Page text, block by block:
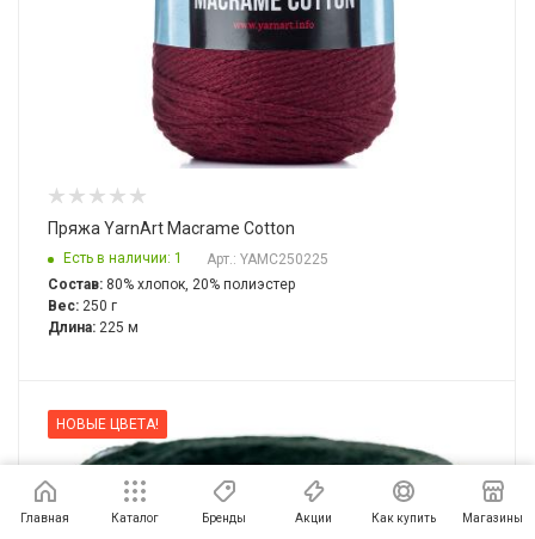
Пряжа YarnArt Macrame Cotton
Есть в наличии: 1
Арт.: YAMC250225
Состав: 80% хлопок, 20% полиэстер
Вес: 250 г
Длина: 225 м
НОВЫЕ ЦВЕТА!
Главная Каталог Бренды Акции Как купить Магазины